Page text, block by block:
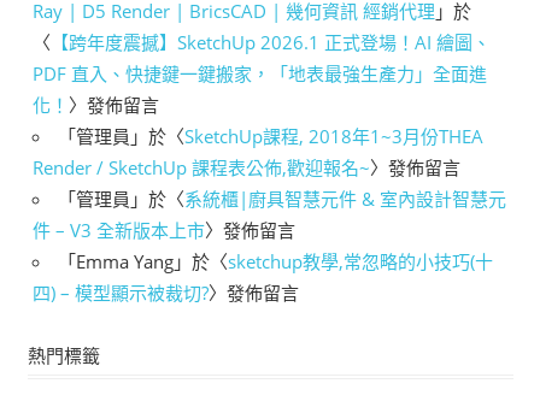
Ray | D5 Render | BricsCAD | 幾何資訊 經銷代理 」於
〈 【跨年度震撼】SketchUp 2026.1 正式登場！AI 繪圖、
PDF 直入、快捷鍵一鍵搬家，「地表最強生產力」全面進
化！ 〉發佈留言
「管理員 」於〈SketchUp課程, 2018年1~3月份THEA
Render / SketchUp 課程表公佈,歡迎報名~〉發佈留言
「管理員 」於〈系統櫃|廚具智慧元件 & 室內設計智慧元
件 – V3 全新版本上市〉發佈留言
「Emma Yang 」於〈sketchup教學,常忽略的小技巧(十
四) – 模型顯示被裁切?〉發佈留言
熱門標籤